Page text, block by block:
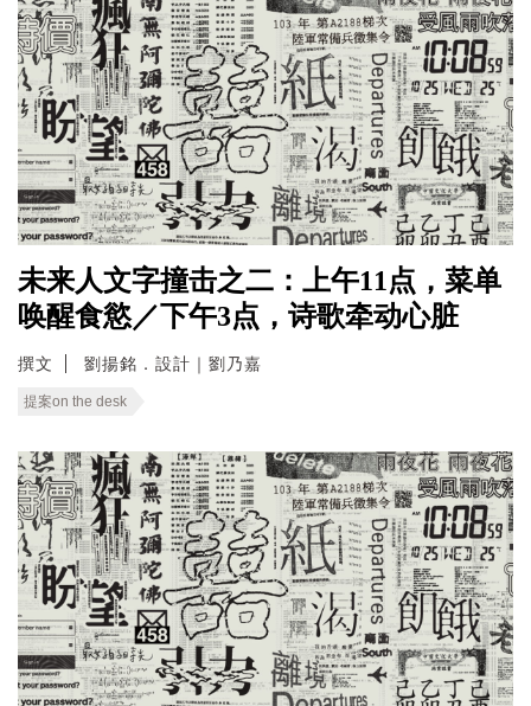
未来人文字撞击之二：上午11点，菜单
唤醒食慾／下午3点，诗歌牵动心脏
撰文 劉揚銘．設計｜劉乃嘉
提案on the desk